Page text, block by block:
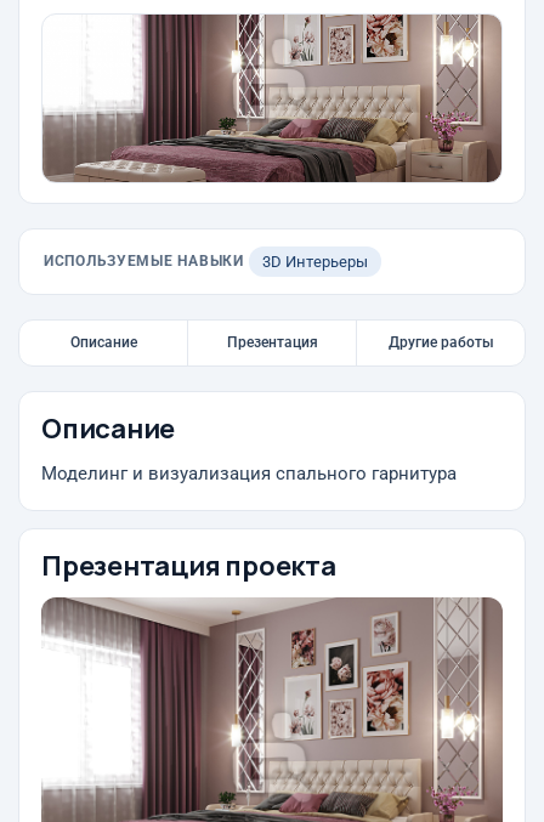
ИСПОЛЬЗУЕМЫЕ НАВЫКИ 3D Интерьеры
Описание Презентация Другие работы
Описание
Моделинг и визуализация спального гарнитура
Презентация проекта